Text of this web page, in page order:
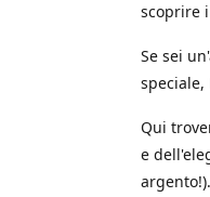
scoprire
Se sei
speciale,
Qui
e
argento!).